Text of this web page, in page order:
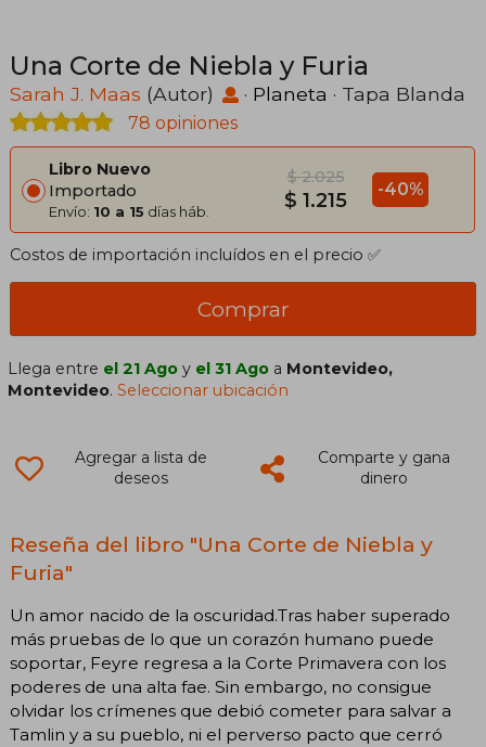
Una Corte de Niebla y Furia
Sarah J. Maas (Autor) · Planeta · Tapa Blanda
78 opiniones
Libro Nuevo
Importado
Envío: 10 a 15 días háb.
$ 2.025
$ 1.215 -40%
Costos de importación incluídos en el precio ✅
Comprar
Llega entre el 21 Ago y el 31 Ago a Montevideo,
Montevideo.Seleccionar ubicación
Agregar a lista de
deseos
Comparte y gana
dinero
Reseña del libro "Una Corte de Niebla y
Furia"
Un amor nacido de la oscuridad.Tras haber superado
más pruebas de lo que un corazón humano puede
soportar, Feyre regresa a la Corte Primavera con los
poderes de una alta fae. Sin embargo, no consigue
olvidar los crímenes que debió cometer para salvar a
Tamlin y a su pueblo, ni el perverso pacto que cerró